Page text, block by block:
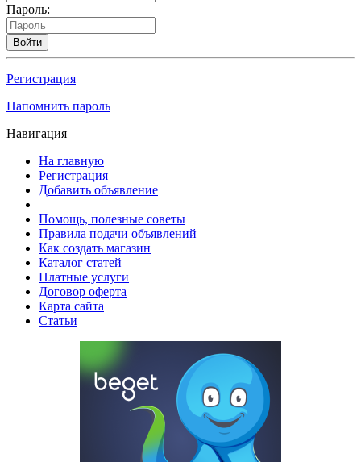
Пароль:
Войти
Регистрация
Напомнить пароль
Навигация
На главную
Регистрация
Добавить объявление
Помощь, полезные советы
Правила подачи объявлений
Как создать магазин
Каталог статей
Платные услуги
Договор оферта
Карта сайта
Статьи